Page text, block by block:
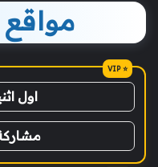
اول